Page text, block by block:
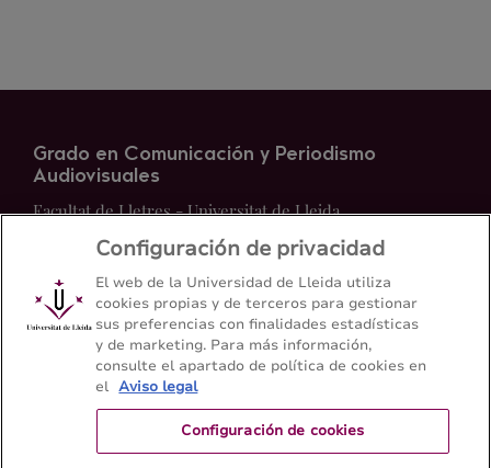
Grado en Comunicación y Periodismo
Audiovisuales
Facultat de Lletres - Universitat de Lleida
Mapa del web Contacto
973 70 21 08
Configuración de privacidad
El web de la Universidad de Lleida utiliza
cookies propias y de terceros para gestionar
sus preferencias con finalidades estadísticas
y de marketing. Para más información,
consulte el apartado de política de cookies en
el Aviso legal
Configuración de cookies